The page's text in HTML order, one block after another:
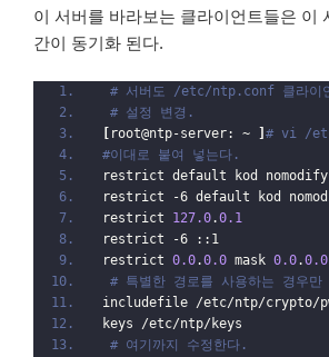
이 서버를 바라보는 클라이언트들은 이
간이 동기화 된다.
# 서버도 /etc/ntp.conf 클라이
# 설정 변경.
root@ntp-server: ~
# vi /
#이대로 붙여 넣는다.
restrict default kod nomodify
restrict -6 default kod
restrict 127.0.0.1
restrict -6 ::1
restrict 0.0.0.0 mask 0.0.0.0
# 특별한 경로를 사용하는 경우만
includefile /etc/ntp/crypto/
keys /etc/ntp/keys
# 여기까지 수정한다.